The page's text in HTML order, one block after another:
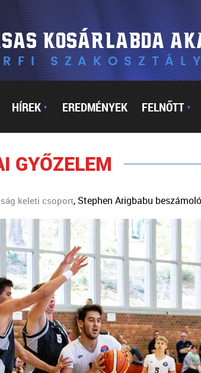
HÍREK ▼ EREDMÉNYEK FELNŐTT ▼
GYŐZELEM
keleti csoport, Stephen Arigbabu